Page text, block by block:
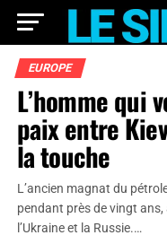
EUROPE
L’homme qui
paix entre
la touche
L’ancien magnat du
pendant près de vingt
l’Ukraine et la Russie.…